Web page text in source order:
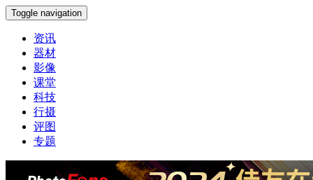
Toggle navigation
资讯
器材
影像
课堂
科技
行摄
评图
专题